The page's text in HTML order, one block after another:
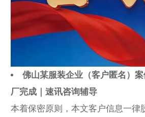
佛山某服装企业（客户匿名）
厂完成｜速讯咨询辅导
本着保密原则，本文客户信息一律